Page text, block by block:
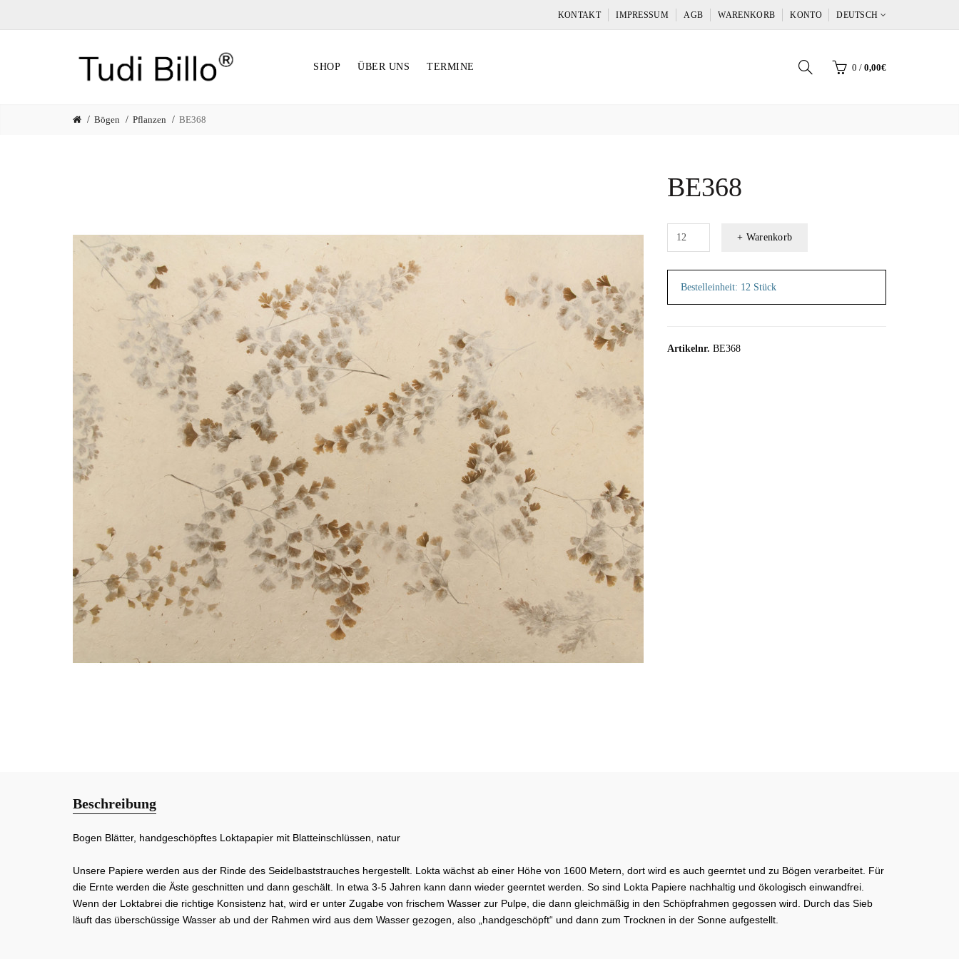
KONTAKT IMPRESSUM AGB WARENKORB KONTO DEUTSCH
SHOP ÜBER UNS TERMINE 0 / 0,00€
Bögen Pflanzen BE368
BE368
+ Warenkorb
Bestelleinheit: 12 Stück
Artikelnr. BE368
Beschreibung
Bogen Blätter, handgeschöpftes Loktapapier mit Blatteinschlüssen, natur
Unsere Papiere werden aus der Rinde des Seidelbaststrauches hergestellt. Lokta wächst ab einer Höhe von 1600 Metern, dort wird es auch geerntet und zu Bögen verarbeitet. Für
die Ernte werden die Äste geschnitten und dann geschält. In etwa 3-5 Jahren kann dann wieder geerntet werden. So sind Lokta Papiere nachhaltig und ökologisch einwandfrei.
Wenn der Loktabrei die richtige Konsistenz hat, wird er unter Zugabe von frischem Wasser zur Pulpe, die dann gleichmäßig in den Schöpfrahmen gegossen wird. Durch das Sieb
läuft das überschüssige Wasser ab und der Rahmen wird aus dem Wasser gezogen, also „handgeschöpft“ und dann zum Trocknen in der Sonne aufgestellt.